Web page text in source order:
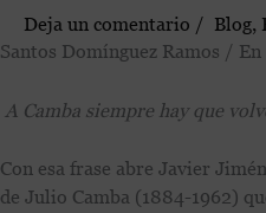
Deja un comentario / Blog,
Santos Domínguez Ramos /
A Camba siempre hay que
Con esa frase abre Javier
de Julio Camba (1884-1962)